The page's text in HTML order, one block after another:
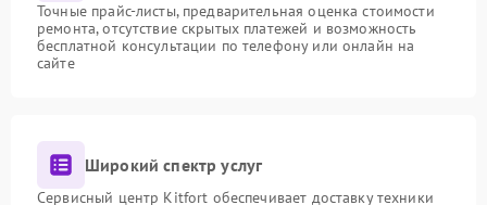
Точные прайс-листы, предварительная оценка стоимости
ремонта, отсутствие скрытых платежей и возможность
бесплатной консультации по телефону или онлайн на
сайте
Широкий спектр услуг
Сервисный центр Kitfort обеспечивает доставку техники